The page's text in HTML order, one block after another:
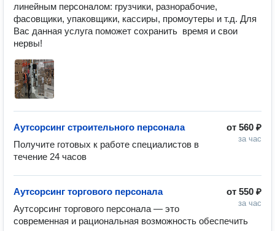
линейным персоналом: грузчики, разнорабочие,
фасовщики, упаковщики, кассиры, промоутеры и т.д. Для
Вас данная услуга поможет сохранить  время и свои
нервы!
от 560 ₽
за час
Аутсорсинг строительного персонала
Получите готовых к работе специалистов в
течение 24 часов
от 550 ₽
за час
Аутсорсинг торгового персонала
Аутсорсинг торгового персонала — это
современная и рациональная возможность обеспечить